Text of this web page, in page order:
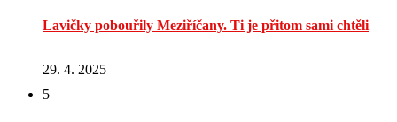
Lavičky pobouřily Meziříčany. Ti je přitom sami chtěli
29. 4. 2025
5